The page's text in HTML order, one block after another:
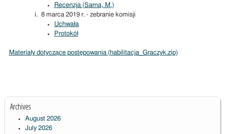
Recenzja (Sarna, M.)
8 marca 2019 r. - zebranie komisji
Uchwała
Protokół
Materiały dotyczące postępowania (habilitacja_Graczyk.zip)
Archives
August 2026
July 2026